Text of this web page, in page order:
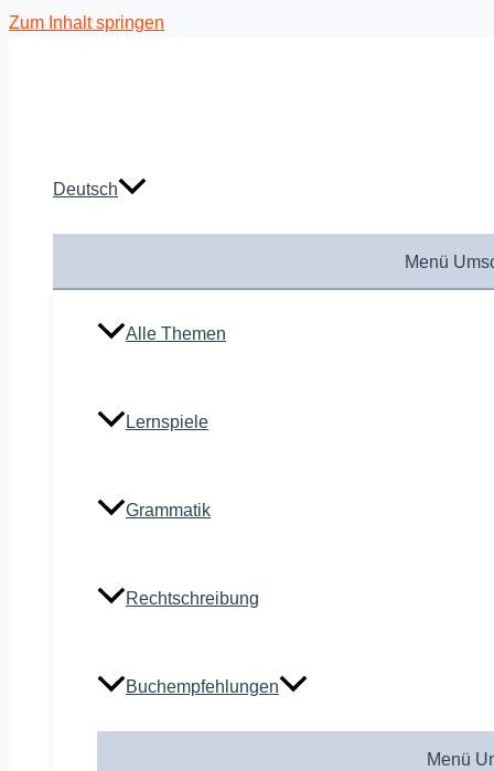
Zum Inhalt springen
Deutsch
Menü
Alle Themen
Lernspiele
Grammatik
Rechtschreibung
Buchempfehlungen
Menü